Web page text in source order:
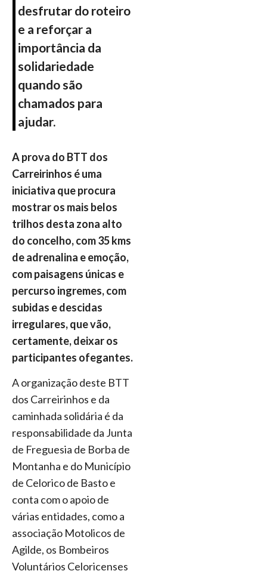
desfrutar do roteiro
e a reforçar a
importância da
solidariedade
quando são
chamados para
ajudar.
A prova do BTT dos
Carreirinhos é uma
iniciativa que procura
mostrar os mais belos
trilhos desta zona alto
do concelho, com 35 kms
de adrenalina e emoção,
com paisagens únicas e
percurso ingremes, com
subidas e descidas
irregulares, que vão,
certamente, deixar os
participantes ofegantes.
A organização deste BTT
dos Carreirinhos e da
caminhada solidária é da
responsabilidade da Junta
de Freguesia de Borba de
Montanha e do Município
de Celorico de Basto e
conta com o apoio de
várias entidades, como a
associação Motolicos de
Agilde, os Bombeiros
Voluntários Celoricenses